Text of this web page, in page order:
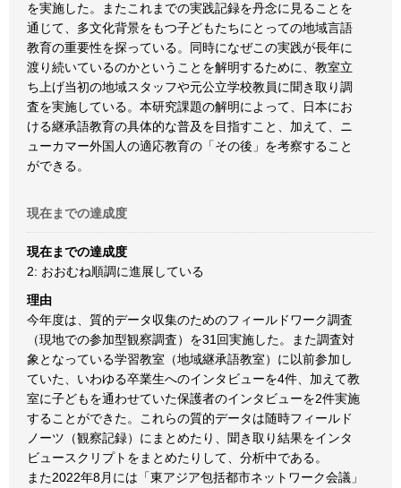
を実施した。またこれまでの実践記録を丹念に見ることを
通じて、多文化背景をもつ子どもたちにとっての地域言語
教育の重要性を探っている。同時になぜこの実践が長年に
渡り続いているのかということを解明するために、教室立
ち上げ当初の地域スタッフや元公立学校教員に聞き取り調
査を実施している。本研究課題の解明によって、日本にお
ける継承語教育の具体的な普及を目指すこと、加えて、ニ
ューカマー外国人の適応教育の「その後」を考察すること
ができる。
現在までの達成度
現在までの達成度
2: おおむね順調に進展している
理由
今年度は、質的データ収集のためのフィールドワーク調査
（現地での参加型観察調査）を31回実施した。また調査対
象となっている学習教室（地域継承語教室）に以前参加し
ていた、いわゆる卒業生へのインタビューを4件、加えて教
室に子どもを通わせていた保護者のインタビューを2件実施
することができた。これらの質的データは随時フィールド
ノーツ（観察記録）にまとめたり、聞き取り結果をインタ
ビュースクリプトをまとめたりして、分析中である。
また2022年8月には「東アジア包括都市ネットワーク会議」